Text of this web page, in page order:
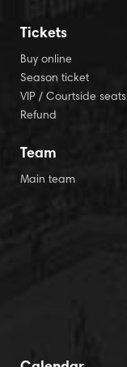
Tickets
Buy online
Season ticket
VIP / Courtside seats
Refund
Team
Main team